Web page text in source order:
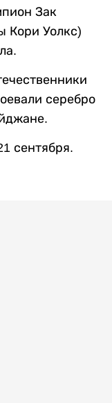
Зак
Кори Уолкс)
серебро
сентября.